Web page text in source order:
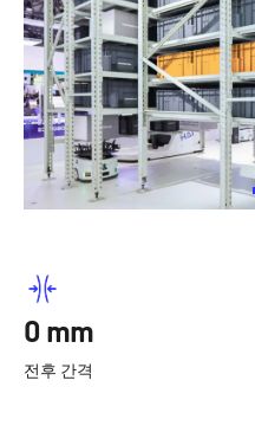
0 mm
전후 간격